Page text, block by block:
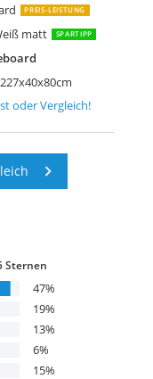
PREIS-LEISTUNG
matt SPARTIPP
oder Vergleich!
Sternen
47%
19%
13%
6%
15%